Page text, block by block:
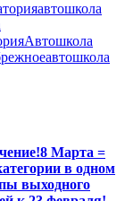
автошкола
Автошкола
автошкола
8 Марта =
в одном
выходного